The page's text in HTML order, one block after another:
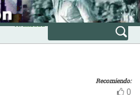
Avanzada
Recomiendo:
0